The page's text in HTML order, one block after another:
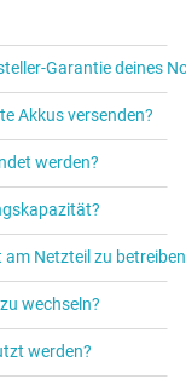
Garantie deines
Akkus versenden?
werden?
Netzteil zu
wechseln?
werden?